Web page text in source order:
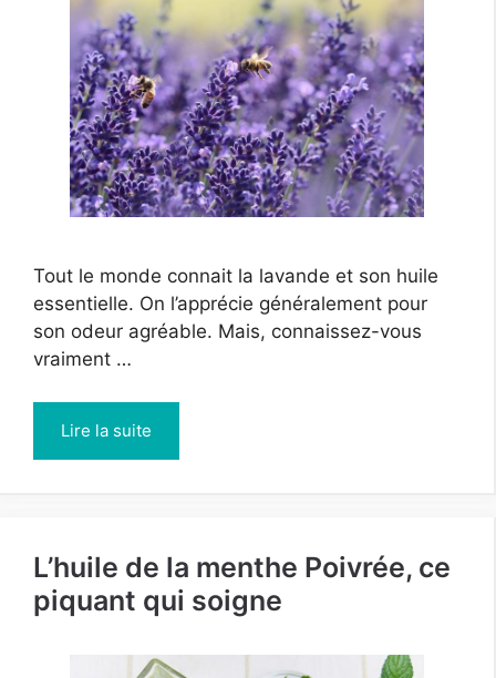
Tout le monde connait la lavande et son huile
essentielle. On l’apprécie généralement pour
son odeur agréable. Mais, connaissez-vous
vraiment …
Lire la suite
L’huile de la menthe Poivrée, ce
piquant qui soigne